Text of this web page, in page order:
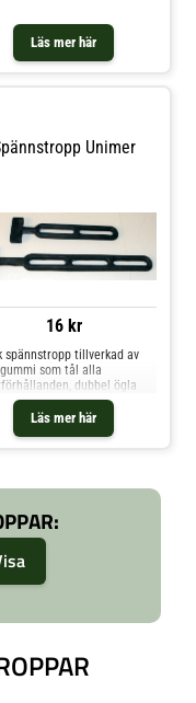
Läs mer här
Unimer
16 kr
Läs mer här
spännstropp tillverkad av
som tål alla
dubbel ögla